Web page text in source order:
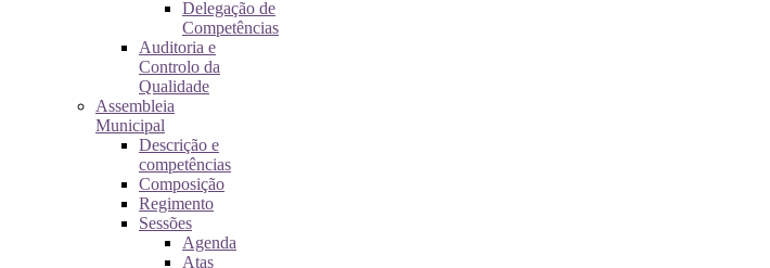
Delegação de
Competências
Auditoria e
Controlo da
Qualidade
Assembleia
Municipal
Descrição e
competências
Composição
Regimento
Sessões
Agenda
Atas